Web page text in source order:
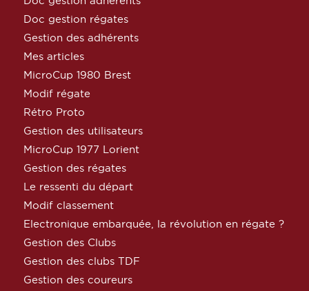
Doc gestion régates
Gestion des adhérents
Mes articles
MicroCup 1980 Brest
Modif régate
Rétro Proto
Gestion des utilisateurs
MicroCup 1977 Lorient
Gestion des régates
Le ressenti du départ
Modif classement
Electronique embarquée, la révolution en régate ?
Gestion des Clubs
Gestion des clubs TDF
Gestion des coureurs